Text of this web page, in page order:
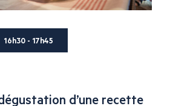
16h30 - 17h45
d’une recette